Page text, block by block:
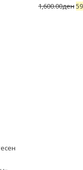
1,600.00ден